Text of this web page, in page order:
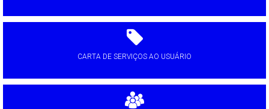
CARTA DE SERVIÇOS AO USUÁRIO